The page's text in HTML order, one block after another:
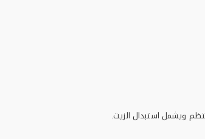
ويشمل استبدال الزيت.